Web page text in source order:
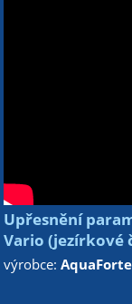
Upřesnění
Vario (jezírkové
výrobce:AquaForte